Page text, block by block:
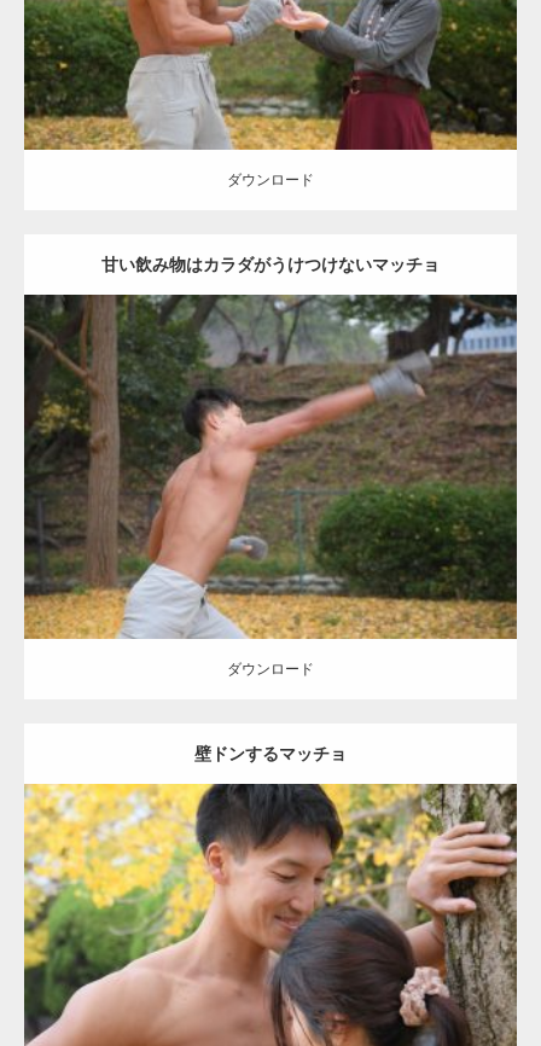
ダウンロード
ダウンロード
甘い飲み物はカラダがうけつけないマッチョ
Update:2021.07.8
Category: 公園のマッチョ その他 AKIHITO(細マッチョ) 背中
ダウンロード
ダウンロード
壁ドンするマッチョ
Update: 2021.07.8
Category:公園のマッチョ その他 AKIHITO(細マッチョ) 大胸筋 肩 腹
筋
ダウンロード